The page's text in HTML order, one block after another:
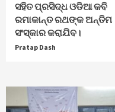
ସହିତ ପ୍ରସିଦ୍ଧ ଓଡିଆ କବି
ରମାକାନ୍ତ ରଥଙ୍କ ଅନ୍ତିମ
ସଂସ୍କାର କରାଯିବ।
Pratap Dash